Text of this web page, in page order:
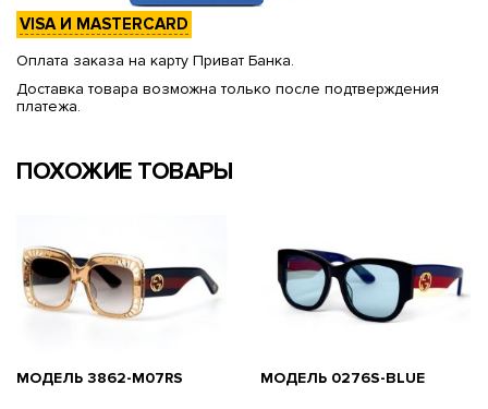
VISA И MASTERCARD
Оплата заказа на карту Приват Банка.
Доставка товара возможна только после подтверждения
платежа.
ПОХОЖИЕ ТОВАРЫ
МОДЕЛЬ 3862-M07RS МОДЕЛЬ 0276S-BLUE